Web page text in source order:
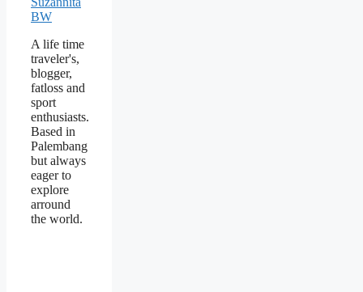
A life time
traveler's,
blogger,
fatloss and
sport
enthusiasts.
Based in
Palembang
but always
eager to
explore
arround
the world.